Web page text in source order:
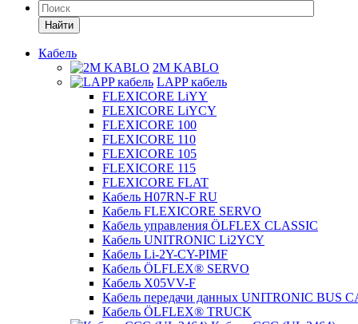
Найти
Кабель
2M KABLO
LAPP кабель
FLEXICORE LiYY
FLEXICORE LiYCY
FLEXICORE 100
FLEXICORE 110
FLEXICORE 105
FLEXICORE 115
FLEXICORE FLAT
Кабель H07RN-F RU
Кабель FLEXICORE SERVO
Кабель управления ÖLFLEX CLASSIC
Кабель UNITRONIC Li2YCY
Кабель Li-2Y-CY-PIMF
Кабель ÖLFLEX® SERVO
Кабель X05VV-F
Кабель передачи данных UNITRONIC BUS
Кабель ÖLFLEX® TRUCK